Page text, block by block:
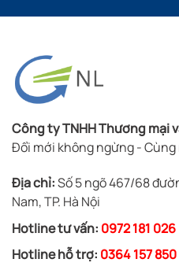
Công ty TNHH Thương mại
Đổi mới không ngừng - Cùng
Địa chỉ:Số 5 ngõ 467/68
Nam, TP. Hà Nội
Hotline tư vấn: 0972 181 026
Hotline hỗ trợ: 0364 157 850